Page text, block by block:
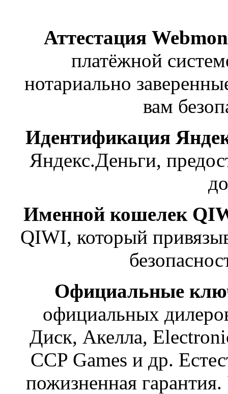
Аттестация
платёжной
нотариально
вам
Идентификация
Яндекс.Деньги,
Именной кошелек
QIWI, который
Официальные
официальных
Диск, Акелла,
CCP Games и др.
пожизненная